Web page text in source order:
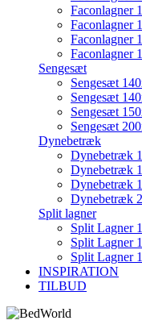
Faconlagner
Faconlagner
Faconlagner
Faconlagner
Sengesæt
Sengesæt
Sengesæt
Sengesæt
Sengesæt
Dynebetræk
Dynebetræk
Dynebetræk
Dynebetræk
Dynebetræk
Split lagner
Split Lagner
Split Lagner
Split Lagner
INSPIRATION
TILBUD